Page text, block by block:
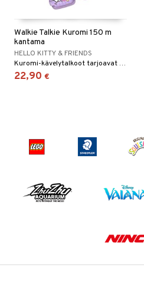
Walkie Talkie Kuromi 150 m
kantama
HELLO KITTY & FRIENDS
Kuromi-kävelytalkoot tarjoavat hauskaa viestintää lapsille!
22,90 €